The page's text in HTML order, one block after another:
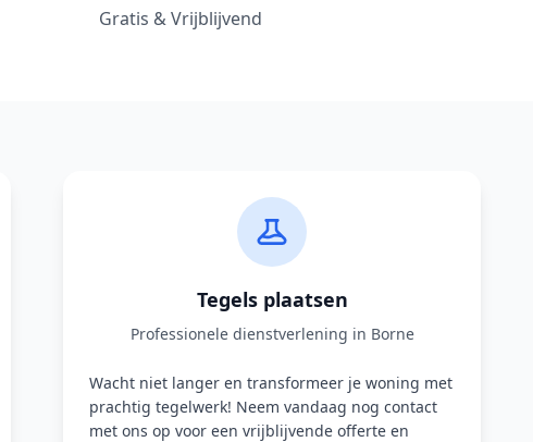
Gratis & Vrijblijvend
Tegels plaatsen
Professionele dienstverlening in Borne
Wacht niet langer en transformeer je woning met
prachtig tegelwerk! Neem vandaag nog contact
met ons op voor een vrijblijvende offerte en